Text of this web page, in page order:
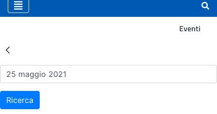
Eventi
Risultati della Ricerca -
Ricerca